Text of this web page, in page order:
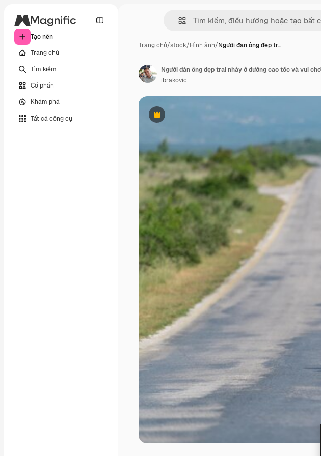
Tạo nên
Trang chủ
Tìm kiếm
Cổ phần
Khám phá
Tất cả công cụ
Trang chủ/stock/Hình ảnh/Người đàn ông đẹp tr…
Phần thưởng
Người đàn ông đẹp trai nhảy ở đường cao tốc và vui
ibrakovic